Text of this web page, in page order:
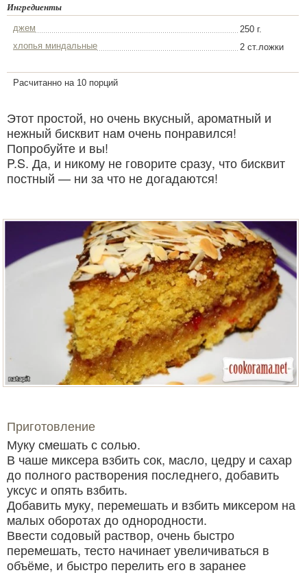
Ингредиенты
джем
250 г.
хлопья миндальные
2 ст.ложки
Расчитанно на 10 порций
Этот простой, но очень вкусный, ароматный и
нежный бисквит нам очень понравился!
Попробуйте и вы!
P.S. Да, и никому не говорите сразу, что бисквит
постный — ни за что не догадаются!
Приготовление
Муку смешать с солью.
В чаше миксера взбить сок, масло, цедру и сахар
до полного растворения последнего, добавить
уксус и опять взбить.
Добавить муку, перемешать и взбить миксером на
малых оборотах до однородности.
Ввести содовый раствор, очень быстро
перемешать, тесто начинает увеличиваться в
объёме, и быстро перелить его в заранее